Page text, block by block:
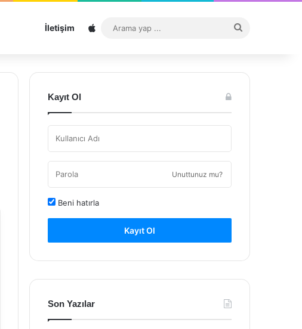
İletişim Sitemap
...
Kayıt Ol
Unuttunuz mu?
Beni hatırla
Kayıt Ol
Son Yazılar